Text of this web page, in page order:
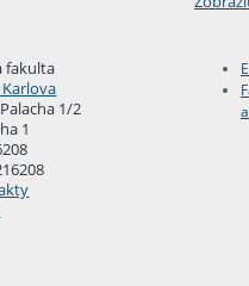
fakulta
1/2
1